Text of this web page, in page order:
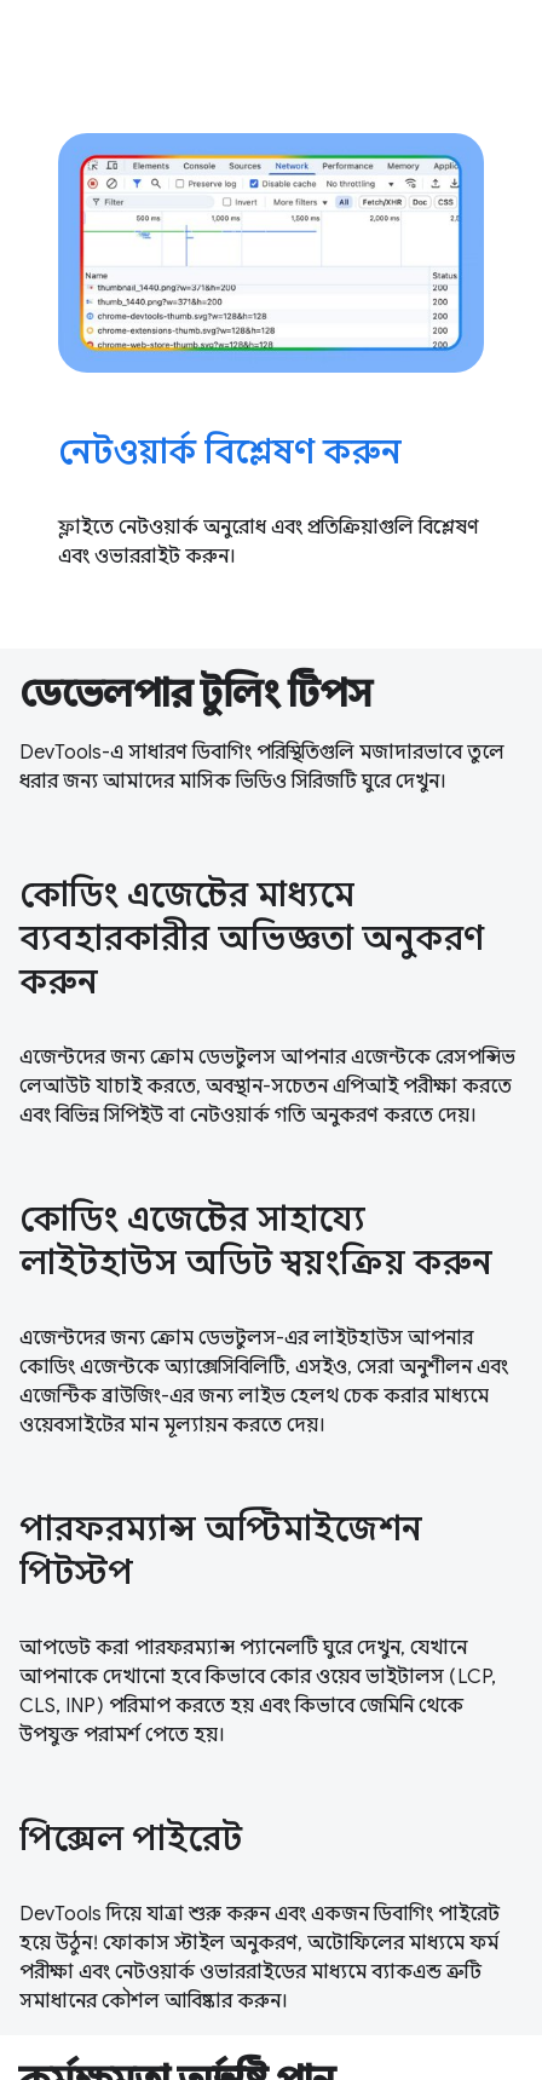
নেটওয়ার্ক বিশ্লেষণ করুন
ফ্লাইতে নেটওয়ার্ক অনুরোধ এবং প্রতিক্রিয়াগুলি বিশ্লেষণ
এবং ওভাররাইট করুন।
ডেভেলপার টুলিং টিপস
DevTools-এ সাধারণ ডিবাগিং পরিস্থিতিগুলি মজাদারভাবে তুলে
ধরার জন্য আমাদের মাসিক ভিডিও সিরিজটি ঘুরে দেখুন।
কোডিং এজেন্টের মাধ্যমে
ব্যবহারকারীর অভিজ্ঞতা অনুকরণ
করুন
এজেন্টদের জন্য ক্রোম ডেভটুলস আপনার এজেন্টকে রেসপন্সিভ
লেআউট যাচাই করতে, অবস্থান-সচেতন এপিআই পরীক্ষা করতে
এবং বিভিন্ন সিপিইউ বা নেটওয়ার্ক গতি অনুকরণ করতে দেয়।
কোডিং এজেন্টের সাহায্যে
লাইটহাউস অডিট স্বয়ংক্রিয় করুন
এজেন্টদের জন্য ক্রোম ডেভটুলস-এর লাইটহাউস আপনার
কোডিং এজেন্টকে অ্যাক্সেসিবিলিটি, এসইও, সেরা অনুশীলন এবং
এজেন্টিক ব্রাউজিং-এর জন্য লাইভ হেলথ চেক করার মাধ্যমে
ওয়েবসাইটের মান মূল্যায়ন করতে দেয়।
পারফরম্যান্স অপ্টিমাইজেশন
পিটস্টপ
আপডেট করা পারফরম্যান্স প্যানেলটি ঘুরে দেখুন, যেখানে
আপনাকে দেখানো হবে কিভাবে কোর ওয়েব ভাইটালস (LCP,
CLS, INP) পরিমাপ করতে হয় এবং কিভাবে জেমিনি থেকে
উপযুক্ত পরামর্শ পেতে হয়।
পিক্সেল পাইরেট
DevTools দিয়ে যাত্রা শুরু করুন এবং একজন ডিবাগিং পাইরেট
হয়ে উঠুন! ফোকাস স্টাইল অনুকরণ, অটোফিলের মাধ্যমে ফর্ম
পরীক্ষা এবং নেটওয়ার্ক ওভাররাইডের মাধ্যমে ব্যাকএন্ড ত্রুটি
সমাধানের কৌশল আবিষ্কার করুন।